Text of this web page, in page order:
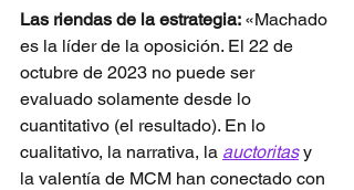
Las riendas de la estrategia: «Machado
es la líder de la oposición. El 22 de
octubre de 2023 no puede ser
evaluado solamente desde lo
cuantitativo (el resultado). En lo
cualitativo, la narrativa, la auctoritas y
la valentía de MCM han conectado con